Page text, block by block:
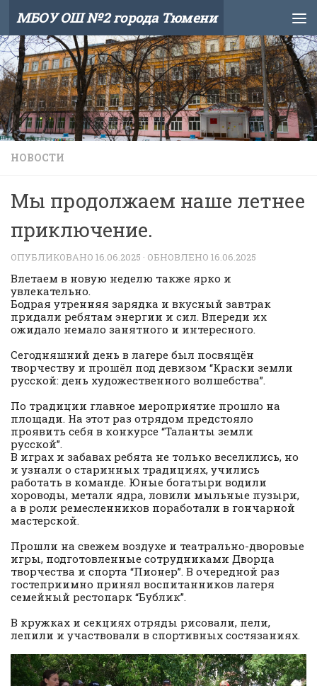
Skip to content
МБОУ ОШ №2 города Тюмени
НОВОСТИ
Мы продолжаем наше летнее
приключение.
ОПУБЛИКОВАНО 16.06.2025 · ОБНОВЛЕНО 16.06.2025
Влетаем в новую неделю также ярко и
увлекательно.
Бодрая утренняя зарядка и вкусный завтрак
придали ребятам энергии и сил. Впереди их
ожидало немало занятного и интересного.
Сегодняшний день в лагере был посвящён
творчеству и прошёл под девизом “Краски земли
русской: день художественного волшебства”.
По традиции главное мероприятие прошло на
площади. На этот раз отрядом предстояло
проявить себя в конкурсе “Таланты земли
русской”.
В играх и забавах ребята не только веселились, но
и узнали о старинных традициях, учились
работать в команде. Юные богатыри водили
хороводы, метали ядра, ловили мыльные пузыри,
а в роли ремесленников поработали в гончарной
мастерской.
Прошли на свежем воздухе и театрально-дворовые
игры, подготовленные сотрудниками Дворца
творчества и спорта “Пионер”. В очередной раз
гостеприимно принял воспитанников лагеря
семейный рестопарк “Бублик”.
В кружках и секциях отряды рисовали, пели,
лепили и участвовали в спортивных состязаниях.